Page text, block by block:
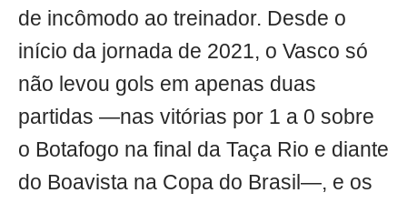
de incômodo ao treinador. Desde o
início da jornada de 2021, o Vasco só
não levou gols em apenas duas
partidas —nas vitórias por 1 a 0 sobre
o Botafogo na final da Taça Rio e diante
do Boavista na Copa do Brasil—, e os